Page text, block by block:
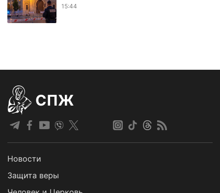
15:44
СПЖ
Новости
Защита веры